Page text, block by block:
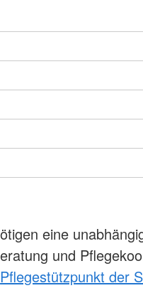
eine
und
Pflegestützpunkt der